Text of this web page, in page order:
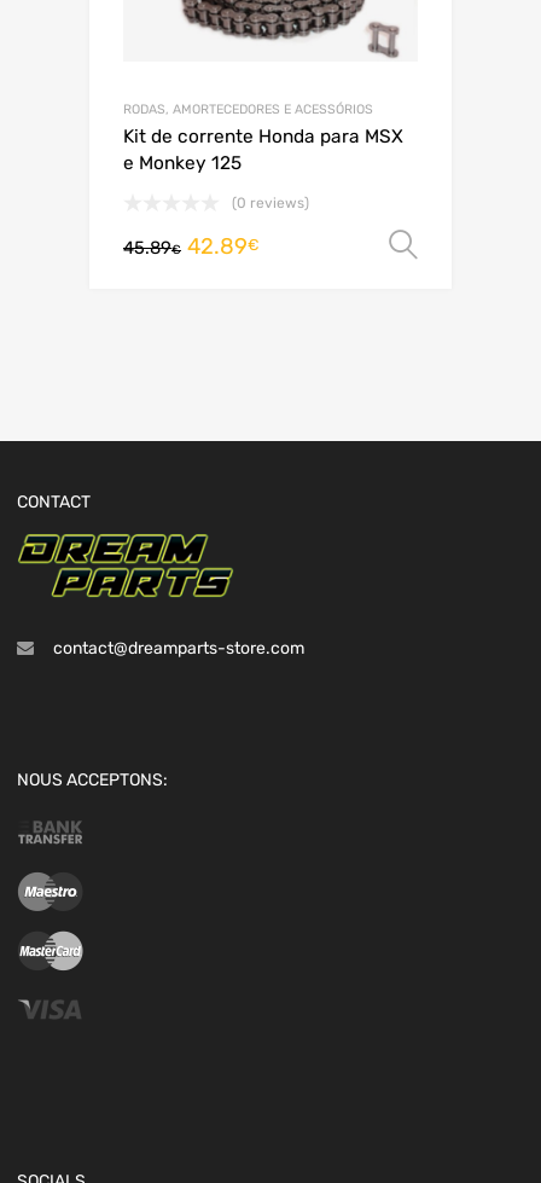
RODAS, AMORTECEDORES E ACESSÓRIOS
Kit de corrente Honda para MSX
e Monkey 125
(0 reviews)
45.89€ 42.89€
CONTACT
contact@dreamparts-store.com
NOUS ACCEPTONS: